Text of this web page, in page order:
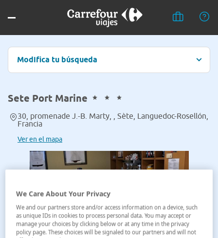
Modifica tu búsqueda
Sete Port Marine
30, promenade J.-B. Marty, , Sète, Languedoc-Rosellón,
Francia
Ver en el mapa
We Care About Your Privacy
We and our partners store and/or access information on a device, such
as unique IDs in cookies to process personal data. You may accept or
manage your choices by clicking below or at any time in the privacy
policy page. These choices will be signaled to our partners and will not